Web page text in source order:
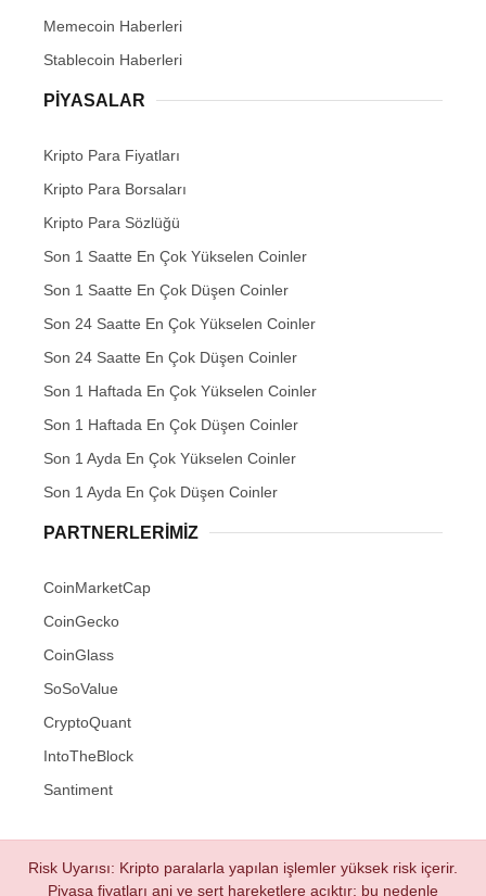
Memecoin Haberleri
Stablecoin Haberleri
PIYASALAR
Kripto Para Fiyatları
Kripto Para Borsaları
Kripto Para Sözlüğü
Son 1 Saatte En Çok Yükselen Coinler
Son 1 Saatte En Çok Düşen Coinler
Son 24 Saatte En Çok Yükselen Coinler
Son 24 Saatte En Çok Düşen Coinler
Son 1 Haftada En Çok Yükselen Coinler
Son 1 Haftada En Çok Düşen Coinler
Son 1 Ayda En Çok Yükselen Coinler
Son 1 Ayda En Çok Düşen Coinler
PARTNERLERIMIZ
CoinMarketCap
CoinGecko
CoinGlass
SoSoValue
CryptoQuant
IntoTheBlock
Santiment
Risk Uyarısı: Kripto paralarla yapılan işlemler yüksek risk içerir.
Piyasa fiyatları ani ve sert hareketlere açıktır; bu nedenle